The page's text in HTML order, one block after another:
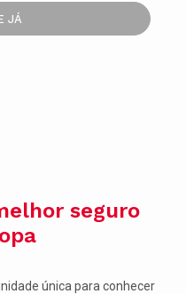
JÁ
seguro
única para conhecer